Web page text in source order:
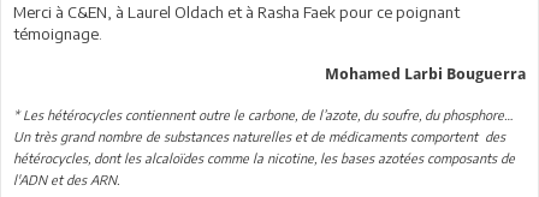
Merci à C&EN, à Laurel Oldach et à Rasha Faek pour ce poignant
témoignage.
Mohamed Larbi Bouguerra
* Les hétérocycles contiennent outre le carbone, de l’azote, du soufre, du phosphore…
Un très grand nombre de substances naturelles et de médicaments comportent des
hétérocycles, dont les alcaloïdes comme la nicotine, les bases azotées composants de
l'ADN et des ARN.